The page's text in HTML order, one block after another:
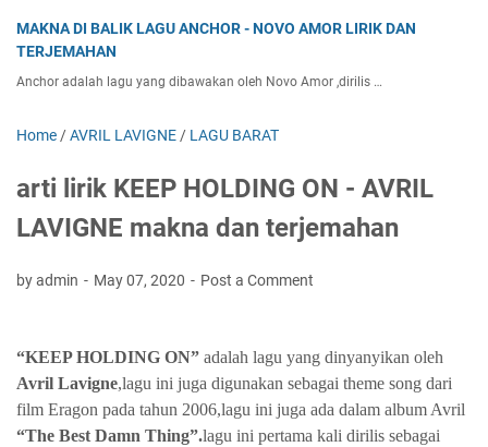
MAKNA DI BALIK LAGU ANCHOR - NOVO AMOR LIRIK DAN
TERJEMAHAN
Anchor adalah lagu yang dibawakan oleh Novo Amor ,dirilis …
Home /AVRIL LAVIGNE / LAGU BARAT
arti lirik KEEP HOLDING ON - AVRIL
LAVIGNE makna dan terjemahan
by admin May 07, 2020 Post a Comment
“KEEP HOLDING ON” adalah lagu yang dinyanyikan oleh
Avril Lavigne,lagu ini juga digunakan sebagai theme song dari
film Eragon pada tahun 2006,lagu ini juga ada dalam album Avril
“The Best Damn Thing”.lagu ini pertama kali dirilis sebagai